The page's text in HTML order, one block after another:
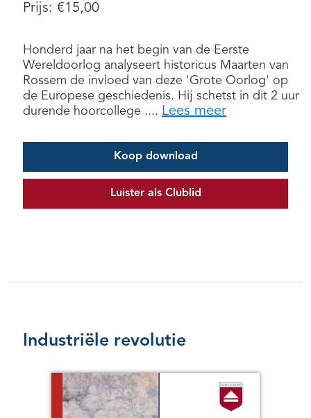
Prijs: €15,00
Honderd jaar na het begin van de Eerste
Wereldoorlog analyseert historicus Maarten van
Rossem de invloed van deze 'Grote Oorlog' op
de Europese geschiedenis. Hij schetst in dit 2 uur
durende hoorcollege .... Lees meer
Koop download
Luister als Clublid
Industriële revolutie